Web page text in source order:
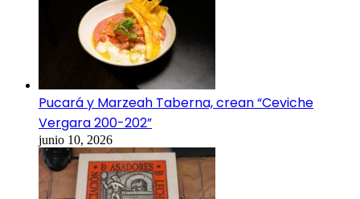
Pucará y Marzeah Taberna, crean “Ceviche
Vergara 200-202”
junio 10, 2026